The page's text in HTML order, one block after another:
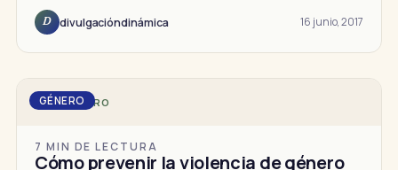
D divulgacióndinámica 16 junio, 2017
DD · GÉNERO
GÉNERO
7 MIN DE LECTURA
Cómo prevenir la violencia de género